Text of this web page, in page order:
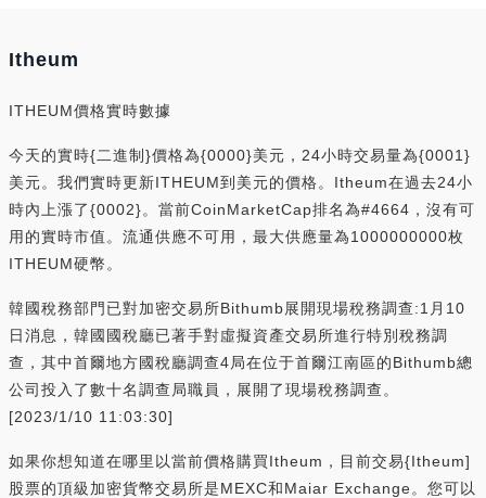
Itheum
ITHEUM價格實時數據
今天的實時{二進制}價格為{0000}美元，24小時交易量為{0001}
美元。我們實時更新ITHEUM到美元的價格。Itheum在過去24小
時內上漲了{0002}。當前CoinMarketCap排名為#4664，沒有可
用的實時市值。流通供應不可用，最大供應量為1000000000枚
ITHEUM硬幣。
韓國稅務部門已對加密交易所Bithumb展開現場稅務調查:1月10
日消息，韓國國稅廳已著手對虛擬資產交易所進行特別稅務調
查，其中首爾地方國稅廳調查4局在位于首爾江南區的Bithumb總
公司投入了數十名調查局職員，展開了現場稅務調查。
[2023/1/10 11:03:30]
如果你想知道在哪里以當前價格購買Itheum，目前交易{Itheum]
股票的頂級加密貨幣交易所是MEXC和Maiar Exchange。您可以